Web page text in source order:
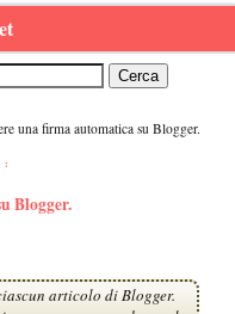
una firma automatica su Blogger.
:
Blogger.
articolo di Blogger.